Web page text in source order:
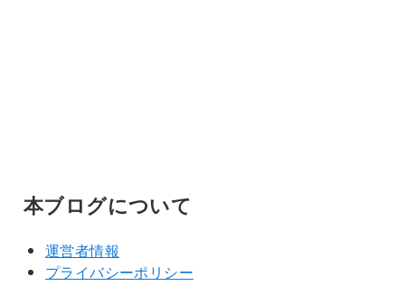
本ブログについて
運営者情報
プライバシーポリシー